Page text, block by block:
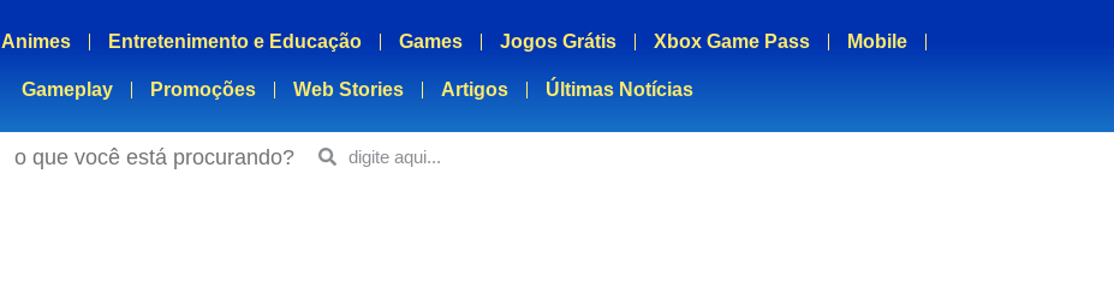
Animes Entretenimento e Educação Games Jogos Grátis Xbox Game Pass Mobile
Gameplay Promoções Web Stories Artigos Últimas Notícias
o que você está procurando?